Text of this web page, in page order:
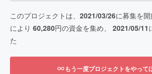
このプロジェクトは、 2021/03/26に募集を開
により 60,280円の資金を集め、 2021/05/11
た
もう一度プロジェクトをやって